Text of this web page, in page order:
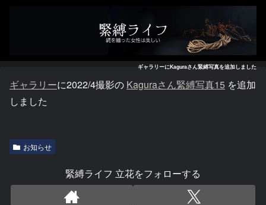
ギャラリーにKaguraさん緊縛写真を追加しました
ギャラリーに2022/4撮影の Kaguraさん緊縛写真15 を追加
しました
お知らせ
緊縛ライフ 立花をフォローする